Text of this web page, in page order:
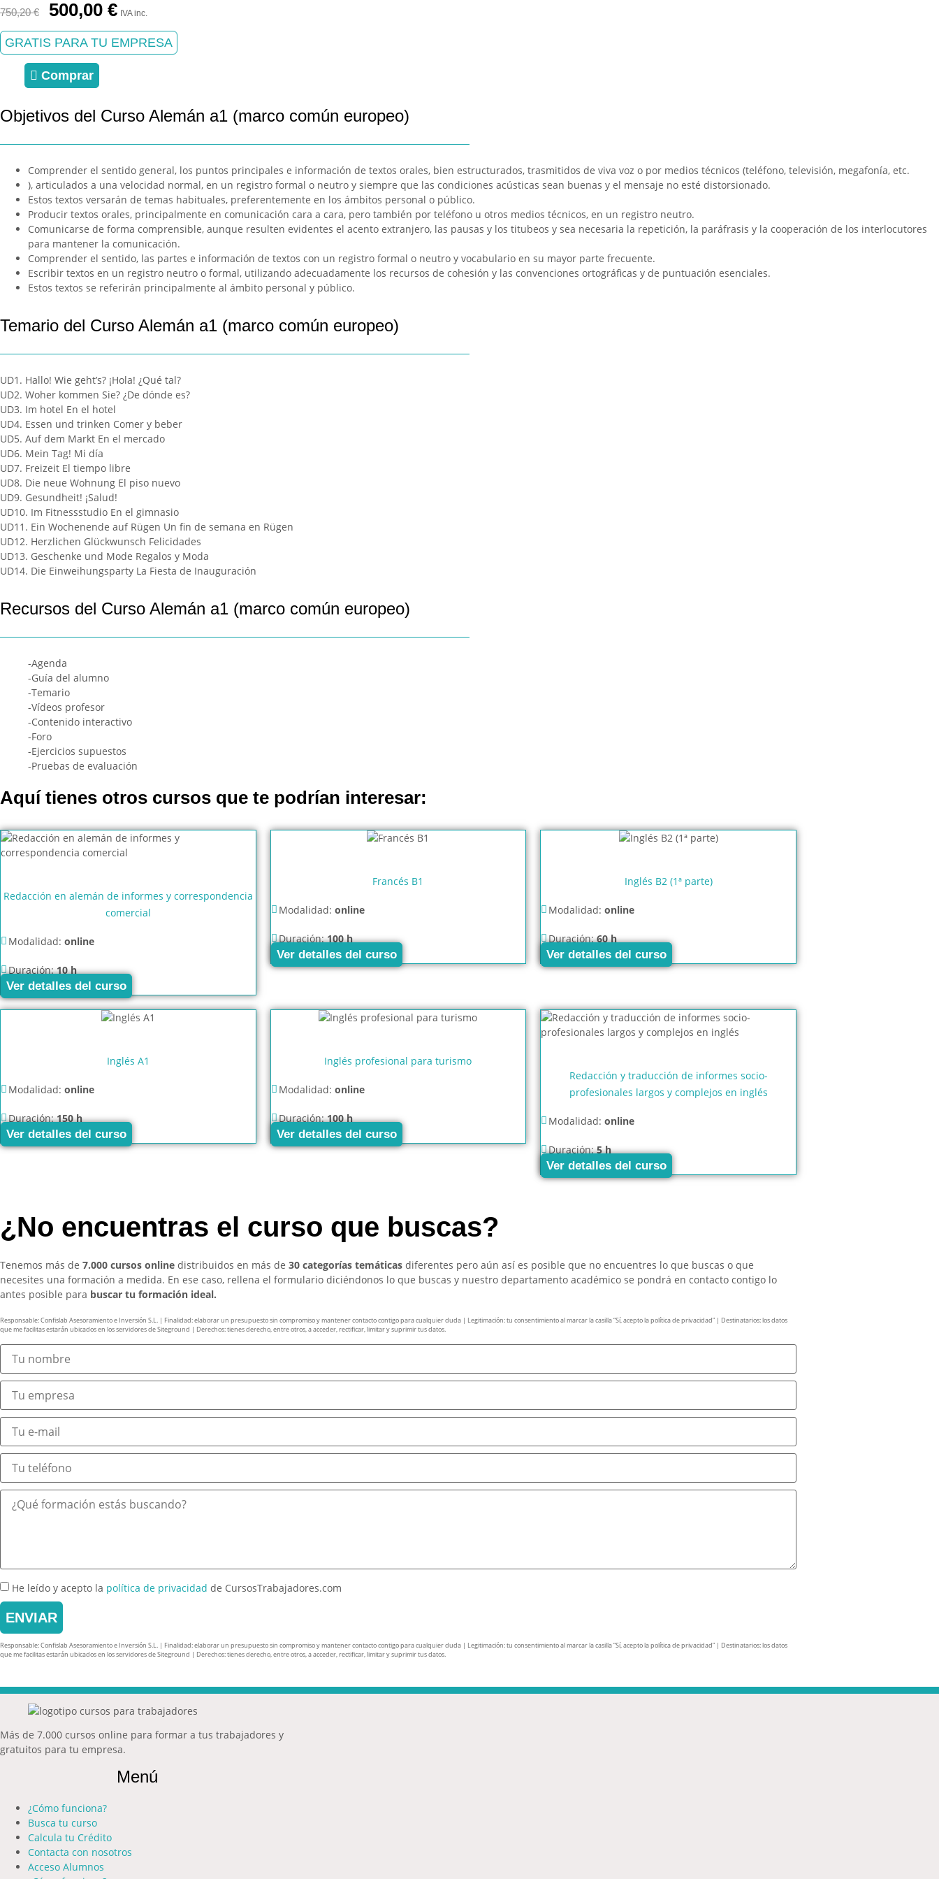
750,20€
El
precio
original
era:
750,20 €.
500,00 €El
precio
actual
es:
IVA inc.
GRATIS PARA TU EMPRESA
Comprar
Objetivos del Curso Alemán a1 (marco común europeo)
Comprender el sentido general, los puntos principales e información de textos orales, bien estructurados, trasmitidos de viva voz o por medios técnicos (teléfono, televisión, megafonía, etc.
), articulados a una velocidad normal, en un registro formal o neutro y siempre que las condiciones acústicas sean buenas y el mensaje no esté distorsionado.
Estos textos versarán de temas habituales, preferentemente en los ámbitos personal o público.
Producir textos orales, principalmente en comunicación cara a cara, pero también por teléfono u otros medios técnicos, en un registro neutro.
Comunicarse de forma comprensible, aunque resulten evidentes el acento extranjero, las pausas y los titubeos y sea necesaria la repetición, la paráfrasis y la cooperación de los interlocutores
para mantener la comunicación.
Comprender el sentido, las partes e información de textos con un registro formal o neutro y vocabulario en su mayor parte frecuente.
Escribir textos en un registro neutro o formal, utilizando adecuadamente los recursos de cohesión y las convenciones ortográficas y de puntuación esenciales.
Estos textos se referirán principalmente al ámbito personal y público.
Temario del Curso Alemán a1 (marco común europeo)
UD1. Hallo! Wie geht’s? ¡Hola! ¿Qué tal?
UD2. Woher kommen Sie? ¿De dónde es?
UD3. Im hotel En el hotel
UD4. Essen und trinken Comer y beber
UD5. Auf dem Markt En el mercado
UD6. Mein Tag! Mi día
UD7. Freizeit El tiempo libre
UD8. Die neue Wohnung El piso nuevo
UD9. Gesundheit! ¡Salud!
UD10. Im Fitnessstudio En el gimnasio
UD11. Ein Wochenende auf Rügen Un fin de semana en Rügen
UD12. Herzlichen Glückwunsch Felicidades
UD13. Geschenke und Mode Regalos y Moda
UD14. Die Einweihungsparty La Fiesta de Inauguración
Recursos del Curso Alemán a1 (marco común europeo)
-Agenda
-Guía del alumno
-Temario
-Vídeos profesor
-Contenido interactivo
-Foro
-Ejercicios supuestos
-Pruebas de evaluación
Aquí tienes otros cursos que te podrían interesar:
Redacción en alemán de informes y correspondencia
comercial
Modalidad: online
Duración:10 h
Ver detalles del curso
Francés B1
Modalidad: online
Duración:100 h
Ver detalles del curso
Inglés B2 (1ª parte)
Modalidad:online
Duración:60 h
Ver detalles del curso
Inglés A1
Modalidad: online
Duración:150 h
Ver detalles del curso
Inglés profesional para turismo
Modalidad: online
Duración:100 h
Ver detalles del curso
Redacción y traducción de informes socio-
profesionales largos y complejos en inglés
Modalidad:online
Duración:5 h
Ver detalles del curso
¿No encuentras el curso que buscas?
Tenemos más de 7.000 cursos online distribuidos en más de 30 categorías temáticas diferentes pero aún así es posible que no encuentres lo que buscas o que
necesites una formación a medida. En ese caso, rellena el formulario diciéndonos lo que buscas y nuestro departamento académico se pondrá en contacto contigo lo
antes posible para buscar tu formación ideal.
Responsable: Confislab Asesoramiento e Inversión S.L. | Finalidad: elaborar un presupuesto sin compromiso y mantener contacto contigo para cualquier duda | Legitimación: tu consentimiento al marcar la casilla “Sí, acepto la política de privacidad” | Destinatarios: los datos
que me facilitas estarán ubicados en los servidores de Siteground | Derechos: tienes derecho, entre otros, a acceder, rectificar, limitar y suprimir tus datos.
He leído y acepto la política de privacidad de CursosTrabajadores.com
ENVIAR
Responsable: Confislab Asesoramiento e Inversión S.L. | Finalidad: elaborar un presupuesto sin compromiso y mantener contacto contigo para cualquier duda | Legitimación: tu consentimiento al marcar la casilla “Sí, acepto la política de privacidad” | Destinatarios: los datos
que me facilitas estarán ubicados en los servidores de Siteground | Derechos: tienes derecho, entre otros, a acceder, rectificar, limitar y suprimir tus datos.
Más de 7.000 cursos online para formar a tus trabajadores y
gratuitos para tu empresa.
Menú
¿Cómo funciona?
Busca tu curso
Calcula tu Crédito
Contacta con nosotros
Acceso Alumnos